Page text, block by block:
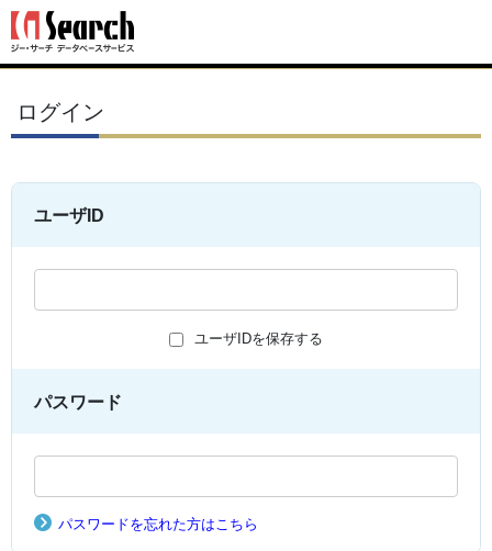
ログイン
ユーザID
ユーザIDを保存する
パスワード
パスワードを忘れた方はこちら